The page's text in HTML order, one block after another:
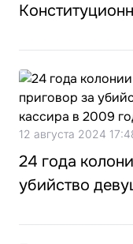
12 августа 2024
24 года
убийство